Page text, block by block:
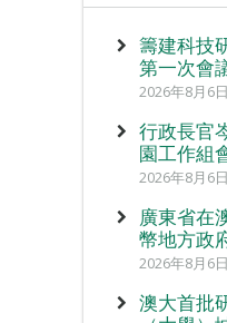
籌建科技
第一次會
2026年8月6
行政長官
園工作組
2026年8月6
廣東省在
幣地方政
2026年8月6
澳大首批